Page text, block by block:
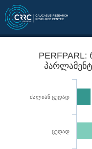
ძალიან ცუდად
ცუდად